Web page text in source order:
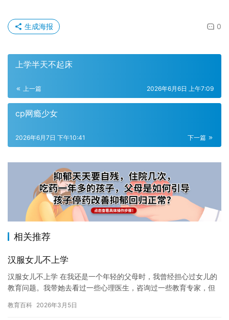
0
生成海报
上学半天不起床
上一篇 2026年6月6日 上午7:09
cp网瘾少女
下一篇
2026年6月7日 下午10:41
相关推荐
汉服女儿不上学
汉服女儿不上学 在我还是一个年轻的父母时，我曾经担心过女儿的
教育问题。我带她去看过一些心理医生，咨询过一些教育专家，但
学，这…
教育百科 2026年3月5日